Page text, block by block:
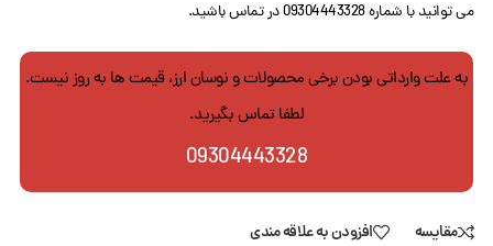
می توانید با شماره 09304443328 در تماس باشید.
به علت وارداتی بودن برخی محصولات و نوسان ارز، قیمت ها به روز نیست.
لطفا تماس بگیرید.
09304443328
مقایسه افزودن به علاقه مندی